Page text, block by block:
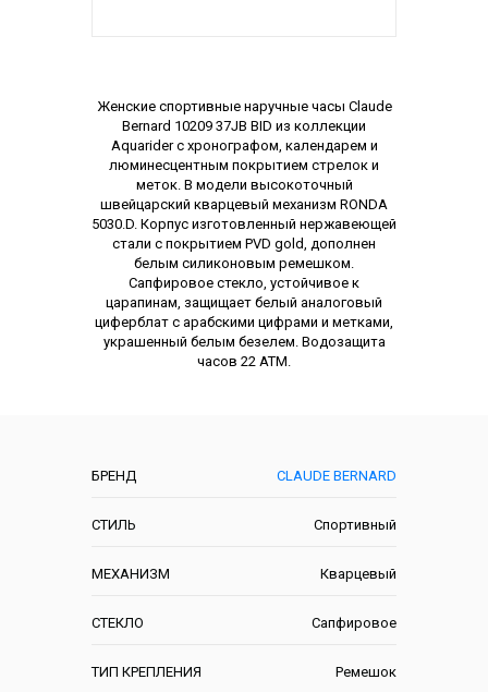
БРЕНД CLAUDE BERNARD
СТИЛЬ Спортивный
МЕХАНИЗМ Кварцевый
СТЕКЛО Сапфировое
ТИП КРЕПЛЕНИЯ Ремешок
Описание
Женские спортивные наручные часы Claude
Bernard 10209 37JB BID из коллекции
Aquarider с хронографом, календарем и
люминесцентным покрытием стрелок и
меток. В модели высокоточный
швейцарский кварцевый механизм RONDA
5030.D. Корпус изготовленный нержавеющей
стали с покрытием PVD gold, дополнен
белым силиконовым ремешком.
Сапфировое стекло, устойчивое к
царапинам, защищает белый аналоговый
циферблат с арабскими цифрами и метками,
украшенный белым безелем. Водозащита
часов 22 АТМ.